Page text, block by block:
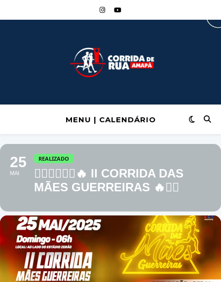
MENU | CALENDÁRIO
25
MAI
REALIZADO
🏃🏼‍♀️🏃🏽‍♀️🔥 II CORRIDA DAS
MÃES GUERREIRAS 🔥🏃‍♀️